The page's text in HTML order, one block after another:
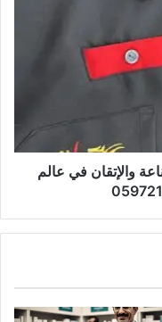
والإتقان في عالم